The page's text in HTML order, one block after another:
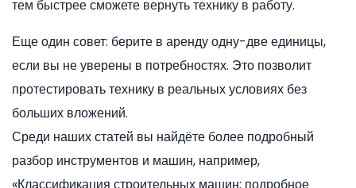
тем быстрее сможете вернуть технику в работу.
Еще один совет: берите в аренду одну-две единицы,
если вы не уверены в потребностях. Это позволит
протестировать технику в реальных условиях без
больших вложений.
Среди наших статей вы найдёте более подробный
разбор инструментов и машин, например,